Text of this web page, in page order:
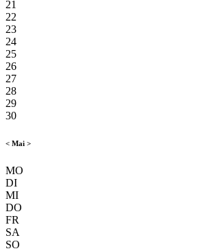
21
22
23
24
25
26
27
28
29
30
< Mai >
MO
DI
MI
DO
FR
SA
SO